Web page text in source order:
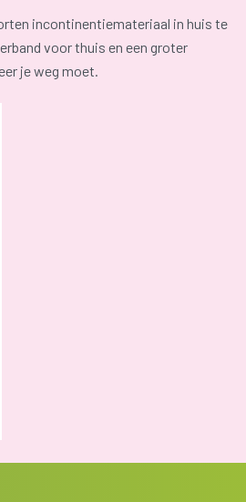
incontinentiemateriaal in huis te
voor thuis en een groter
je weg moet.